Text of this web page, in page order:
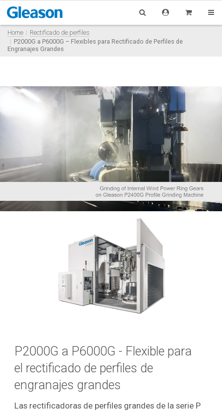
Home
Rectificado de perfiles
P2000G a P6000G – Flexibles para Rectificado de Perfiles de
Engranajes Grandes
P2000G a P6000G - Flexible para
el rectificado de perfiles de
engranajes grandes
Las rectificadoras de perfiles grandes de la serie P